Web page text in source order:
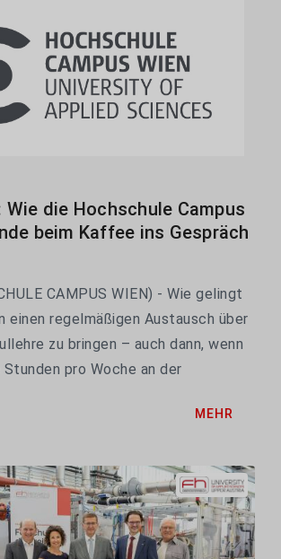
Wie die Hochschule Campus
beim Kaffee ins Gespräch
CAMPUS WIEN) - Wie gelingt
einen regelmäßigen Austausch über
zu bringen – auch dann, wenn
pro Woche an der
Virtuelle Communities of Practice in
MEHR